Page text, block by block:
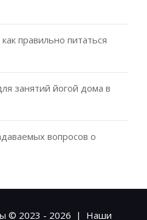
правильно питаться
занятий йогой дома в
вопросов о
© 2023 - 2026 | Наши